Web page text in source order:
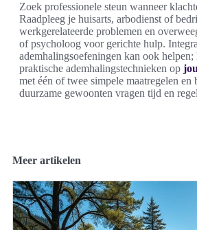
Zoek professionele steun wanneer
Raadpleeg je huisarts, arbodienst of
werkgerelateerde problemen en
of psycholoog voor gerichte hulp.
ademhalingsoefeningen kan ook helpen;
praktische ademhalingstechnieken op
met één of twee simpele maatregelen en
duurzame gewoonten vragen tijd en
Meer artikelen